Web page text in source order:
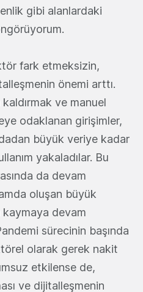
gibi alanlardaki
fark etmeksizin,
önemi arttı.
ve manuel
odaklanan girişimler,
büyük veriye kadar
yakaladılar. Bu
da devam
oluşan büyük
devam
sürecinin başında
olarak gerek nakit
etkilense de,
ve dijitalleşmenin